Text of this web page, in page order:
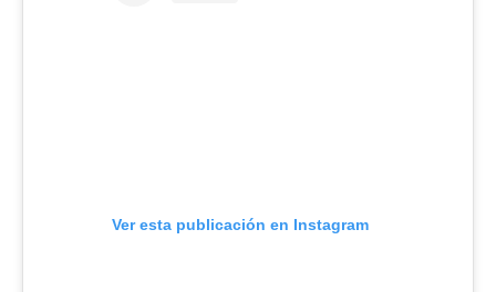
Ver esta publicación en Instagram